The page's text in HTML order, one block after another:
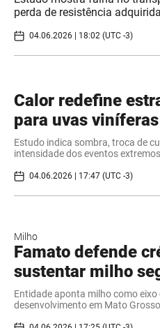
perda de resistência adquirida
04.06.2026 | 18:02 (UTC -3)
Calor redefine
para uvas viníferas
Estudo indica sombra, troca de
intensidade dos eventos extremos
04.06.2026 | 17:47 (UTC -3)
Milho
Famato defende
sustentar milho
Entidade aponta milho como
desenvolvimento em Mato Grosso